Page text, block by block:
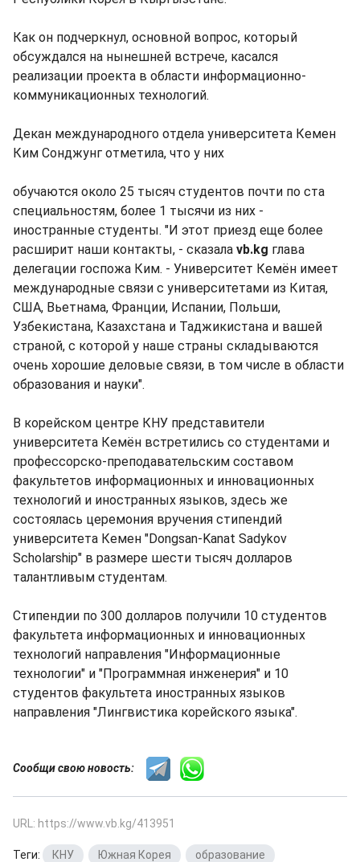
Как он подчеркнул, основной вопрос, который
обсуждался на нынешней встрече, касался
реализации проекта в области информационно-
коммуникационных технологий.
Декан международного отдела университета Кемен
Ким Сонджунг отметила, что у них
обучаются около 25 тысяч студентов почти по ста
специальностям, более 1 тысячи из них -
иностранные студенты. "И этот приезд еще более
расширит наши контакты, - сказала vb.kg глава
делегации госпожа Ким. - Университет Кемён имеет
международные связи с университетами из Китая,
США, Вьетнама, Франции, Испании, Польши,
Узбекистана, Казахстана и Таджикистана и вашей
страной, с которой у наше страны складываются
очень хорошие деловые связи, в том числе в области
образования и науки".
В корейском центре КНУ представители
университета Кемён встретились со студентами и
профессорско-преподавательским составом
факультетов информационных и инновационных
технологий и иностранных языков, здесь же
состоялась церемония вручения стипендий
университета Кемен "Dongsan-Kanat Sadykov
Scholarship" в размере шести тысяч долларов
талантливым студентам.
Стипендии по 300 долларов получили 10 студентов
факультета информационных и инновационных
технологий направления "Информационные
технологии" и "Программная инженерия" и 10
студентов факультета иностранных языков
направления "Лингвистика корейского языка".
Сообщи свою новость:
URL: https://www.vb.kg/413951
Теги: КНУ Южная Корея образование